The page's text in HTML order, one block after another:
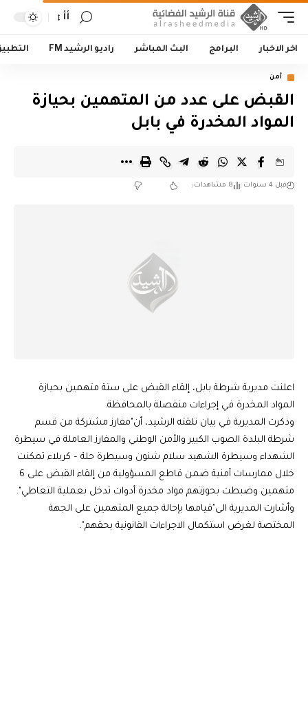
أأ
اخر الاخبار البرامج البث المباشر راديو الرشيد FM
أمن
القبض على عدد من المتهمين بحيازة
المواد المخدرة في بابل
قبل 4 سنوات 8 مشاهدات
اعلنت مديرية شرطة بابل، إلقاء القبض على ستة متهمين بحيازة
المواد المخدرة في إجراءات منفصلة بالمحافظة.
وذكرت المديرية في بيان تلقته الرشيد، أن"مفارز مشتركة من قسم
شرطة البلدة الصوب الكبير والأمن الوطني والمفارز العاملة في سيطرة
الشهداء وسيطرة الشهيد سلام شنون وسيطرة حلة – كربلاء تمكنت
خلال ممارسات أمنية ضمن قاطع المسؤولية من إلقاء القبض على 6
متهمين وضبطت بحوزتهم مواد مخدرة أدوات تدخل بعملية التعاطي".
وأشارت المديرية الى"قيامها بإحالة جميع المتهمين على الجهة
المختصة لغرض استكمال الاجراءات القانونية بحقهم".